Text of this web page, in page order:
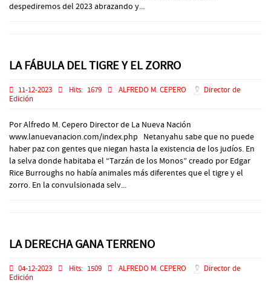
despediremos del 2023 abrazando y...
LA FÁBULA DEL TIGRE Y EL ZORRO
11-12-2023 Hits: 1679 ALFREDO M. CEPERO
Director de
Edición
Por Alfredo M. Cepero Director de La Nueva Nación
www.lanuevanacion.com/index.php Netanyahu sabe que no puede
haber paz con gentes que niegan hasta la existencia de los judíos. En
la selva donde habitaba el “Tarzán de los Monos” creado por Edgar
Rice Burroughs no había animales más diferentes que el tigre y el
zorro. En la convulsionada selv...
LA DERECHA GANA TERRENO
04-12-2023 Hits: 1509 ALFREDO M. CEPERO
Director de
Edición